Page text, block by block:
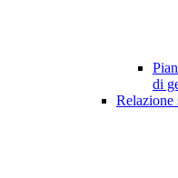
di
Relazione